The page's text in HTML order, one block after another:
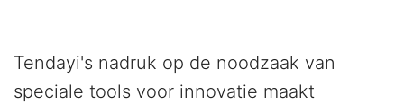
Tendayi's nadruk op de noodzaak van
speciale tools voor innovatie maakt